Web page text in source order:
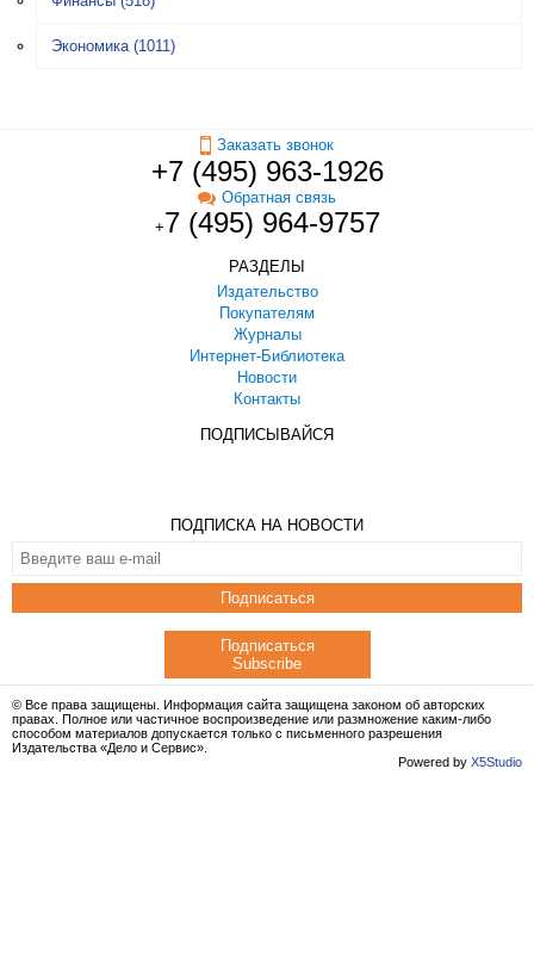
Экономика (1011)
Заказать звонок
+7 (495) 963-1926
Обратная связь
+7 (495) 964-9757
РАЗДЕЛЫ
Издательство
Покупателям
Журналы
Интернет-Библиотека
Новости
Контакты
ПОДПИСЫВАЙСЯ
ПОДПИСКА НА НОВОСТИ
Подписаться
Подписаться
Subscribe
© Все права защищены. Информация сайта защищена законом об авторских
правах. Полное или частичное воспроизведение или размножение каким-либо
способом материалов допускается только с письменного разрешения
Издательства «Дело и Сервис».
Powered by X5Studio